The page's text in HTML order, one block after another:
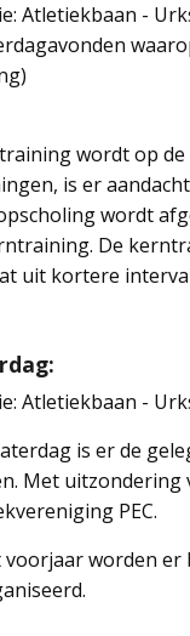
Atletiekbaan -
wordt op
is er
wordt
De
uit kortere
Atletiekbaan -
is er de
Met uitzondering
PEC.
voorjaar worden er